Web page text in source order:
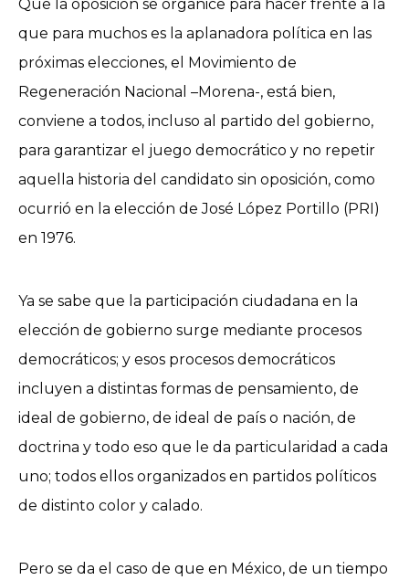
Que la oposición se organice para hacer frente a la
que para muchos es la aplanadora política en las
próximas elecciones, el Movimiento de
Regeneración Nacional –Morena-, está bien,
conviene a todos, incluso al partido del gobierno,
para garantizar el juego democrático y no repetir
aquella historia del candidato sin oposición, como
ocurrió en la elección de José López Portillo (PRI)
en 1976.
Ya se sabe que la participación ciudadana en la
elección de gobierno surge mediante procesos
democráticos; y esos procesos democráticos
incluyen a distintas formas de pensamiento, de
ideal de gobierno, de ideal de país o nación, de
doctrina y todo eso que le da particularidad a cada
uno; todos ellos organizados en partidos políticos
de distinto color y calado.
Pero se da el caso de que en México, de un tiempo